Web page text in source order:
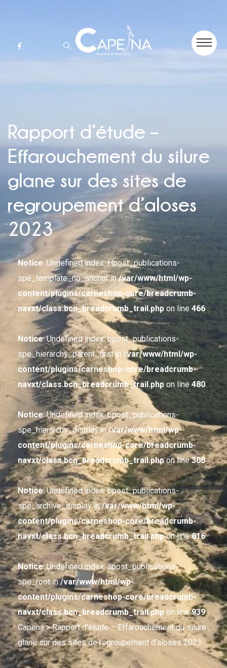
Rapport d’étude –
Effarouchement du silure
glane sur des sites de
regroupement d’aloses
2023
Notice: Undefined index: Hpost_publications-
spe_template_no_anchor in/var/www/html/wp-
content/plugins/carneshop-core/breadcrumb-
navxt/class.bcn_breadcrumb_trail.php on line 466
Notice: Undefined index: bpost_publications-
spe_hierarchy_parent_first in /var/www/html/wp-
content/plugins/carneshop-core/breadcrumb-
navxt/class.bcn_breadcrumb_trail.php on line 480
Notice: Undefined index: bpost_publications-
spe_hierarchy_display in/var/www/html/wp-
content/plugins/carneshop-core/breadcrumb-
navxt/class.bcn_breadcrumb_trail.phpon line308
Notice: Undefined index: bpost_publications-
spe_archive_display in/var/www/html/wp-
content/plugins/carneshop-core/breadcrumb-
navxt/class.bcn_breadcrumb_trail.phpon line816
Notice: Undefined index: apost_publications-
spe_root in/var/www/html/wp-
content/plugins/carneshop-core/breadcrumb-
navxt/class.bcn_breadcrumb_trail.php on line939
Capena> Rapport d’étude – Effarouchement du silure
glane sur des sites de regroupement d’aloses 2023